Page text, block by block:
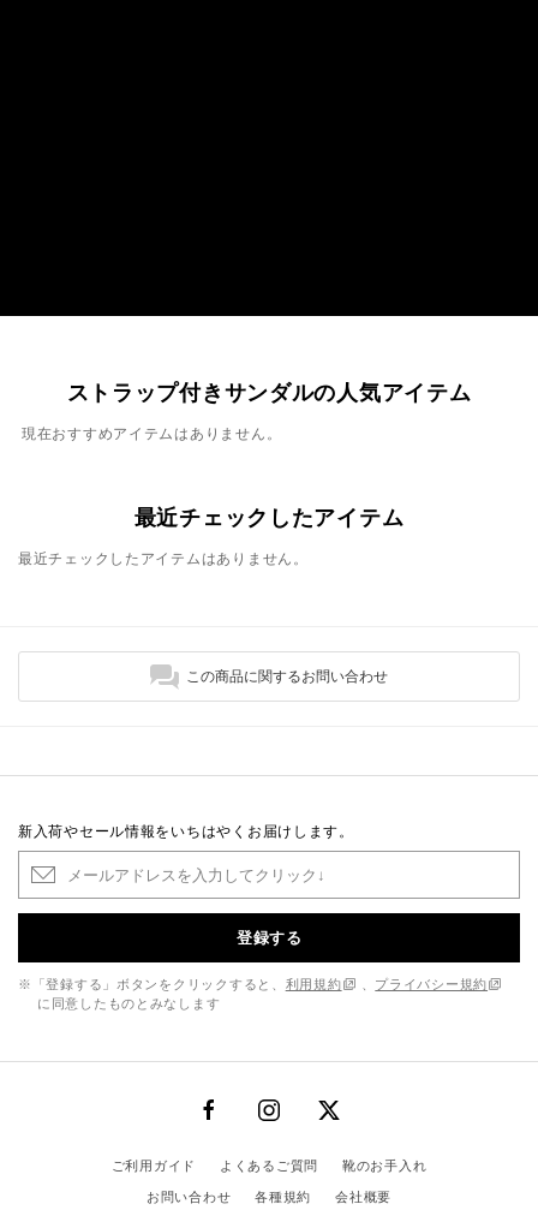
ストラップ付きサンダルの人気アイテム
現在おすすめアイテムはありません。
最近チェックしたアイテム
最近チェックしたアイテムはありません。
この商品に関するお問い合わせ
新入荷やセール情報をいちはやくお届けします。
登録する
※「登録する」ボタンをクリックすると、 利用規約
プライバシー規約
に同意したものとみなします
ご利用ガイド よくあるご質問
靴のお手入れ
お問い合わせ
各種規約 会社概要